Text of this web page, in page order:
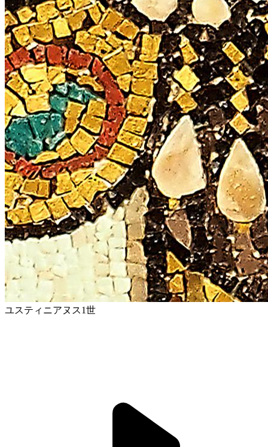
ユスティニアヌス1世